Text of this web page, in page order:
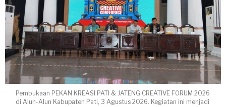
Pembukaan PEKAN KREASI PATI & JATENG CREATIVE FORUM 2026
di Alun-Alun Kabupaten Pati, 3 Agustus 2026. Kegiatan ini menjadi